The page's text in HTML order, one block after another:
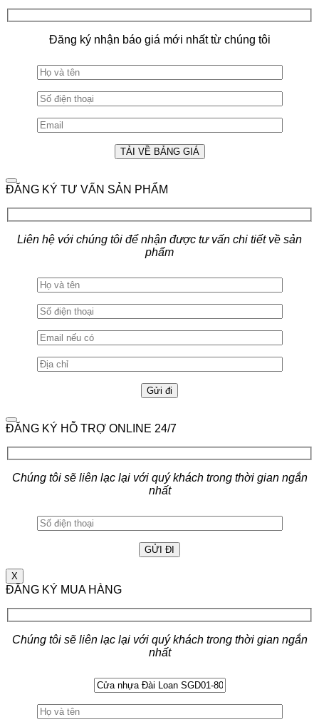
Đăng ký nhận báo giá mới nhất từ chúng tôi
ĐĂNG KÝ TƯ VẤN SẢN PHẨM
Liên hệ với chúng tôi để nhận được tư vấn chi tiết về sản
phẩm
ĐĂNG KÝ HỖ TRỢ ONLINE 24/7
Chúng tôi sẽ liên lạc lại với quý khách trong thời gian ngắn
nhất
X
ĐĂNG KÝ MUA HÀNG
Chúng tôi sẽ liên lạc lại với quý khách trong thời gian ngắn
nhất